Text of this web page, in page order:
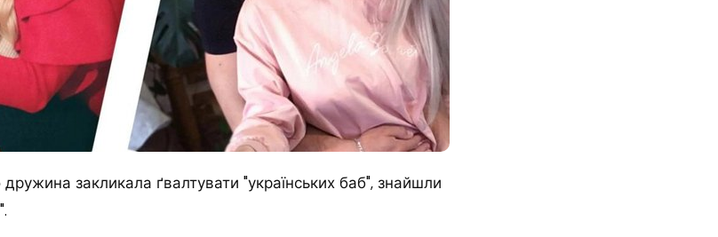
дружина закликала ґвалтувати "українських баб", знайшли